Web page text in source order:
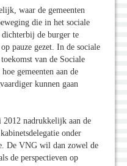
waar de gemeenten
die in het sociale
de burger te
pauze gezet. In de sociale
van de Sociale
gemeenten aan de
kunnen gaan
nadrukkelijk aan de
onder
De VNG wil dan zowel de
de perspectieven op